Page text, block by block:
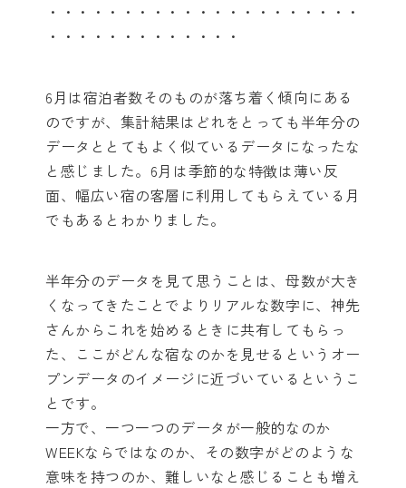
・・・・・・・・・・・・・・・・・・・・・
・・・・・・・・・・・・・
6月は宿泊者数そのものが落ち着く傾向にある
のですが、集計結果はどれをとっても半年分の
データととてもよく似ているデータになったな
と感じました。6月は季節的な特徴は薄い反
面、幅広い宿の客層に利用してもらえている月
でもあるとわかりました。
半年分のデータを見て思うことは、母数が大き
くなってきたことでよりリアルな数字に、神先
さんからこれを始めるときに共有してもらっ
た、ここがどんな宿なのかを見せるというオー
プンデータのイメージに近づいているというこ
とです。
一方で、一つ一つのデータが一般的なのか
WEEKならではなのか、その数字がどのような
意味を持つのか、難しいなと感じることも増え